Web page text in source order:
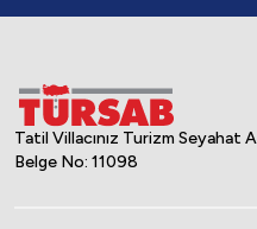
Tatil Villacınız Turizm Seyahat
Belge No: 11098